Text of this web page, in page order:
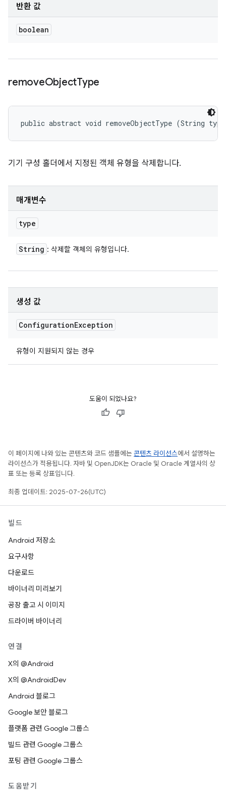
반환 값
boolean
removeObjectType
public abstract void removeObjectType (String
기기 구성 홀더에서 지정된 객체 유형을 삭제합니다.
매개변수
type
String : 삭제할 객체의 유형입니다.
생성 값
ConfigurationException
유형이 지원되지 않는 경우
도움이 되었나요?
이 페이지에 나와 있는 콘텐츠와 코드 샘플에는 콘텐츠 라이선스에서 설명하는
라이선스가 적용됩니다. 자바 및 OpenJDK는 Oracle 및 Oracle 계열사의 상
표 또는 등록 상표입니다.
최종 업데이트: 2025-07-26(UTC)
빌드
Android 저장소
요구사항
다운로드
바이너리 미리보기
공장 출고 시 이미지
드라이버 바이너리
연결
X의 @Android
X의 @AndroidDev
Android 블로그
Google 보안 블로그
플랫폼 관련 Google 그룹스
빌드 관련 Google 그룹스
포팅 관련 Google 그룹스
도움받기